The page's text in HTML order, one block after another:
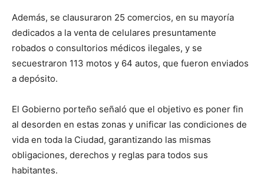
Además, se clausuraron 25 comercios, en su mayoría
dedicados a la venta de celulares presuntamente
robados o consultorios médicos ilegales, y se
secuestraron 113 motos y 64 autos, que fueron enviados
a depósito.
El Gobierno porteño señaló que el objetivo es poner fin
al desorden en estas zonas y unificar las condiciones de
vida en toda la Ciudad, garantizando las mismas
obligaciones, derechos y reglas para todos sus
habitantes.